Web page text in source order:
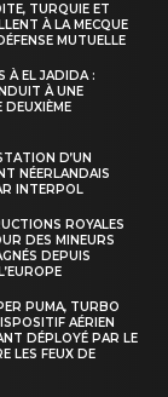
TURQUIE ET
À LA MECQUE
MUTUELLE
À EL JADIDA :
À UNE
DEUXIÈME
D’UN
NÉERLANDAIS
INTERPOL
ROYALES
DES MINEURS
DEPUIS
PUMA, TURBO
AÉRIEN
DÉPLOYÉ PAR LE
LES FEUX DE